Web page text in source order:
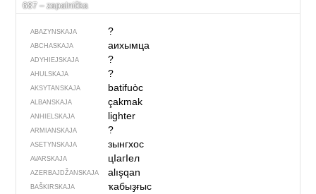
687 – zapalnička
ABAZYNSKAJA ?
ABCHASKAJA аихымца
ADYHIEJSKAJA ?
AHULSKAJA ?
AKSYTANSKAJA batifuòc
ALBANSKAJA çakmak
ANHIELSKAJA lighter
ARMIANSKAJA ?
ASETYNSKAJA зынгхос
AVARSKAJA цIагIел
AZERBAJDŽAN­SKAJA alışqan
BAŠKIRSKAJA ҡабыҙғыс